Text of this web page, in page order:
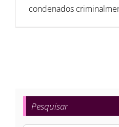
condenados
Pesquisar